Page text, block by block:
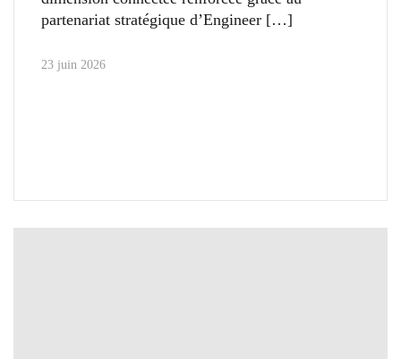
partenariat stratégique d’Engineer
23 juin 2026